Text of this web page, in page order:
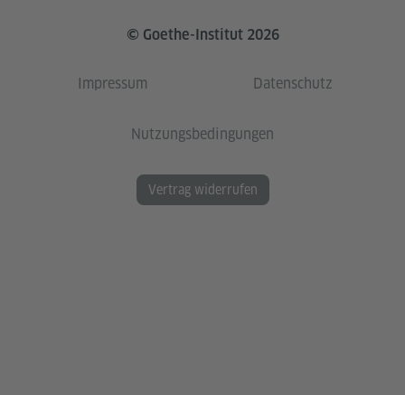
© Goethe-Institut 2026
Impressum Datenschutz
Nutzungsbedingungen
Vertrag widerrufen